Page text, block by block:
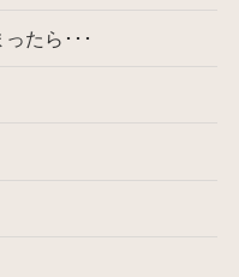
たら･･･